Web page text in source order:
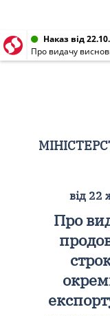
Наказ від
від 22
Про